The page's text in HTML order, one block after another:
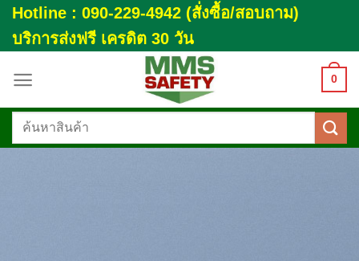
Skip
to
content
Hotline : 090-229-4942 (สั่งซื้อ/สอบถาม)
บริการส่งฟรี เครดิต 30 วัน
0
ค้นหา: